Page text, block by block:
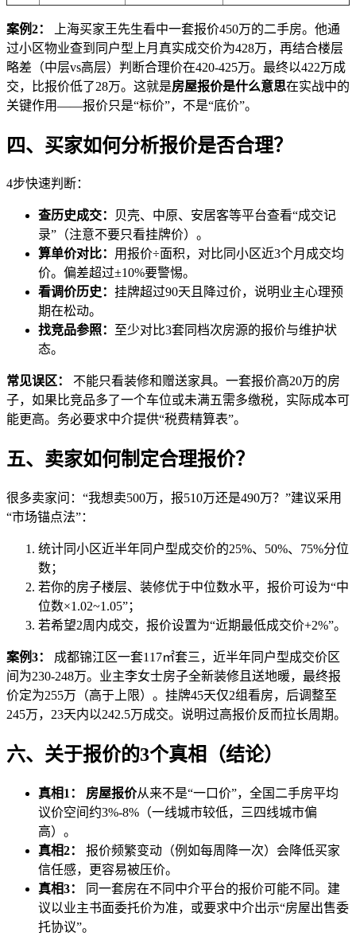
案例2：
上海买家王先生看中一套报价450万的二手房。他通
过小区物业查到同户型上月真实成交价为428万，再结合楼层
略差（中层vs高层）判断合理价在420-425万。最终以422万成
交，比报价低了28万。这就是房屋报价是什么意思在实战中的
关键作用——报价只是“标价”，不是“底价”。
四、买家如何分析报价是否合理？
4步快速判断：
查历史成交：
贝壳、中原、安居客等平台查看“成交记
录”（注意不要只看挂牌价）。
算单价对比： 用报价÷面积，对比同小区近3个月成交均
价。偏差超过±10%要警惕。
看调价历史： 挂牌超过90天且降过价，说明业主心理预
期在松动。
找竞品参照： 至少对比3套同档次房源的报价与维护状
态。
常见误区：
不能只看装修和赠送家具。一套报价高20万的房
子，如果比竞品多了一个车位或未满五需多缴税，实际成本可
能更高。务必要求中介提供“税费精算表”。
五、卖家如何制定合理报价？
很多卖家问：“我想卖500万，报510万还是490万？”建议采用
“市场锚点法”：
统计同小区近半年同户型成交价的25%、50%、75%分位
数；
若你的房子楼层、装修优于中位数水平，报价可设为“中
位数×1.02~1.05”；
若希望2周内成交，报价设置为“近期最低成交价+2%”。
案例3：
成都锦江区一套117㎡套三，近半年同户型成交价区
间为230-248万。业主李女士房子全新装修且送地暖，最终报
价定为255万（高于上限）。挂牌45天仅2组看房，后调整至
245万，23天内以242.5万成交。说明过高报价反而拉长周期。
六、关于报价的3个真相（结论）
真相1： 房屋报价从来不是“一口价”，全国二手房平均
议价空间约3%-8%（一线城市较低，三四线城市偏
高）。
真相2：
报价频繁变动（例如每周降一次）会降低买家
信任感，更容易被压价。
真相3：
同一套房在不同中介平台的报价可能不同。建
议以业主书面委托价为准，或要求中介出示“房屋出售委
托协议”。